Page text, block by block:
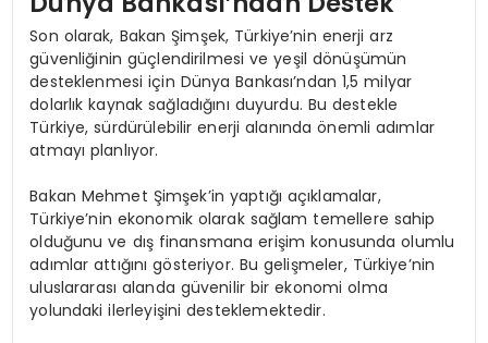
Son olarak, Bakan Şimşek, Türkiye’nin enerji arz
güvenliğinin güçlendirilmesi ve yeşil dönüşümün
desteklenmesi için Dünya Bankası’ndan 1,5 milyar
dolarlık kaynak sağladığını duyurdu. Bu destekle
Türkiye, sürdürülebilir enerji alanında önemli adımlar
atmayı planlıyor.
Bakan Mehmet Şimşek’in yaptığı açıklamalar,
Türkiye’nin ekonomik olarak sağlam temellere sahip
olduğunu ve dış finansmana erişim konusunda olumlu
adımlar attığını gösteriyor. Bu gelişmeler, Türkiye’nin
uluslararası alanda güvenilir bir ekonomi olma
yolundaki ilerleyişini desteklemektedir.